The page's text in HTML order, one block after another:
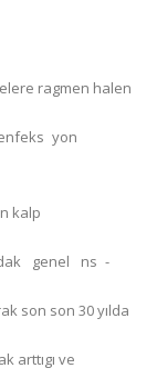
ragmen halen
yon
kalp
genel ns -
son son 30 yılda
arttıgı ve